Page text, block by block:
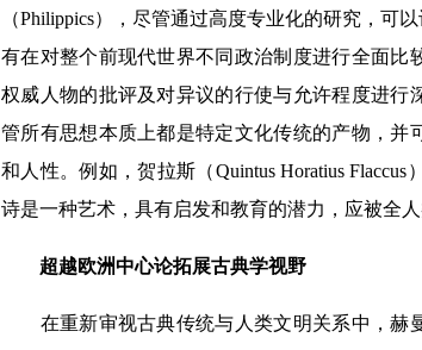
（Philippics），尽管通过高度专业化的研究，可
有在对整个前现代世界不同政治制度进行全面
权威人物的批评及对异议的行使与允许程度进行
管所有思想本质上都是特定文化传统的产物，并
和人性。例如，贺拉斯（Quintus Horatius
诗是一种艺术，具有启发和教育的潜力，应被全人
超越欧洲中心论拓展古典学视野
在重新审视古典传统与人类文明关系中，赫